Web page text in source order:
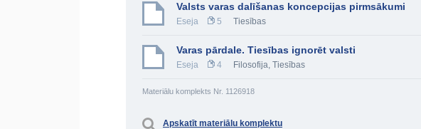
Valsts varas dalīšanas koncepcijas pirmsākumi
Eseja 5 Tiesības
Varas pārdale. Tiesības ignorēt valsti
Eseja 4 Filosofija, Tiesības
Materiālu komplekts Nr. 1126918
Apskatīt materiālu komplektu